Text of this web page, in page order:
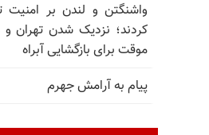
واشنگتن و لندن بر امنیت
کردند؛ نزدیک شدن تهران و
موقت برای بازگشایی آبراه
پیام به آرامش جهرم